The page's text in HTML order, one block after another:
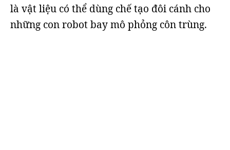
là vật liệu có thể dùng chế tạo đôi cánh cho
những con robot bay mô phỏng côn trùng.